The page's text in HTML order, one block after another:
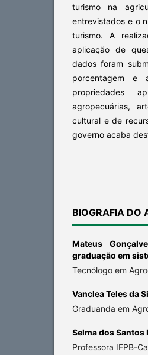
turismo na
entrevistados e o
turismo. A
aplicação de
dados foram
porcentagem e
propriedades
agropecuárias,
cultural e de
governo acaba
BIOGRAFIA DO
Mateus
graduação em
Tecnólogo em
Vanclea Teles da
Graduanda em
Selma dos Santos
Professora IFPB-